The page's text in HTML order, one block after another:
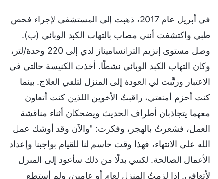
في أبريل عام 2017، ذهبت إلى المستشفى لإجراء فحص
طبي واكتشفت أنني مصاب بالتهاب الكبد الوبائي (ب).
وصل مستوى إنزيم الترانساميناز لدي إلى 220 وحدة/لتر،
وكان التهاب الكبد الوبائي نشطًا. أخذت الكنيسة حالتي في
الاعتبار ورتَّبت لي العودة إلى المنزل لتلقي العلاج. بينما
كنت أحزم أمتعتي، راقبتُ الأخوين اللذين كنت أتعاون
معهما يتجاذبان أطراف الحديث ويضحكان أثناء مناقشة
العمل، فشعرتُ بالهجر، وفكرت: "والآن وقد أوشك عمل
الله على الانتهاء، فهذا وقت حاسم لنا للقيام بواجبنا وإعداد
الأعمال الصالحة. لكنني بدلًا من ذلك سأعود إلى المنزل
لأتعافى. إذا لزمتُ المنزل لعام أو عامين، ولم أستطع